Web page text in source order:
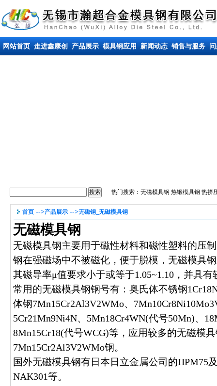
网站首页 走进鑫康创 产品展示 模具钢应用 新闻动态 销售与服务
热门搜索： 无磁模具钢 热锻模具钢 热挤
首页 -->产品展示 -->无磁钢_无磁模具钢
无磁模具钢
无磁模具钢主要用于磁性材料和磁性塑料的压
钢在强磁场中不被磁化，便于脱模，无磁模具
其磁导率μ值要求小于或等于1.05~1.10，并具
常用的无磁模具钢钢号有：奥氏体不锈钢
体钢7Mn15Cr2Al3V2WMo、
5Cr21Mn9Ni4N、5Mn18Cr4WN(代号50Mn)、
8Mn15Cr18(代号WCG)等，应用较多的无磁模
7Mn15Cr2Al3V2WMo钢。
国外无磁模具钢有日本日立金属公司的HPM75
NAK301等。